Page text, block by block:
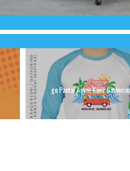
go Pantai Anyer Kaos